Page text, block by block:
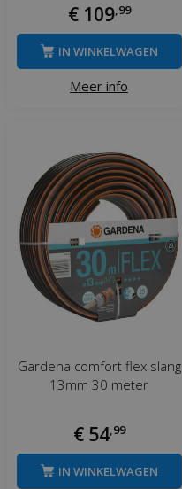
€ 109, 99
Meer info
IN WINKELWAGEN
Gardena comfort flex slang
13mm 30 meter
€ 54 99
IN WINKELWAGEN